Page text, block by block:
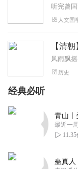
人文国
【清
历史
经典必听
最近一